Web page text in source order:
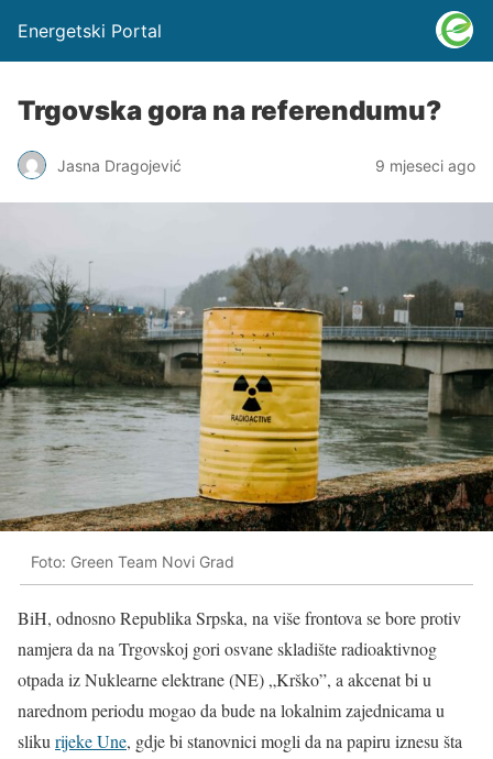
Energetski Portal
Trgovska gora na referendumu?
Jasna Dragojević 9 mjeseci ago
Foto: Green Team Novi Grad
BiH, odnosno Republika Srpska, na više frontova se bore protiv
namjera da na Trgovskoj gori osvane skladište radioaktivnog
otpada iz Nuklearne elektrane (NE) „Krško”, a akcenat bi u
narednom periodu mogao da bude na lokalnim zajednicama u
slikurijeke Une, gdje bi stanovnici mogli da na papiru iznesu šta